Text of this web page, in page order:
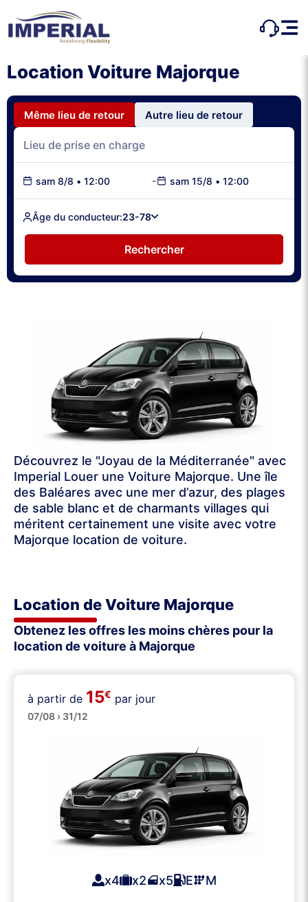
Location Voiture Majorque
Même lieu de retour Autre lieu de retour
sam 8/8 • 12:00 - sam 15/8 • 12:00
Âge du conducteur:23-78
Rechercher
Découvrez le "Joyau de la Méditerranée" avec
Imperial Louer une Voiture Majorque. Une île
des Baléares avec une mer d’azur, des plages
de sable blanc et de charmants villages qui
méritent certainement une visite avec votre
Majorque location de voiture.
Location de Voiture Majorque
Obtenez les offres les moins chères pour la
location de voiture à Majorque
Petites
à partir de 15€ par jour
07/08 › 31/12
x4 x2 x5 E M